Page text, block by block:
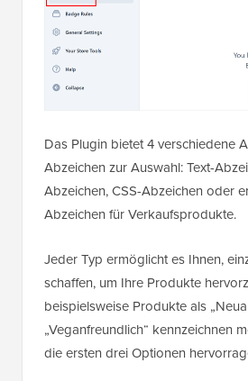
Das Plugin bietet 4 verschiedene
Abzeichen zur Auswahl: Text-
Abzeichen, CSS-Abzeichen oder
Abzeichen für Verkaufsprodukte.
Jeder Typ ermöglicht es Ihnen,
schaffen, um Ihre Produkte
beispielsweise Produkte als
„Veganfreundlich“ kennzeichnen
die ersten drei Optionen